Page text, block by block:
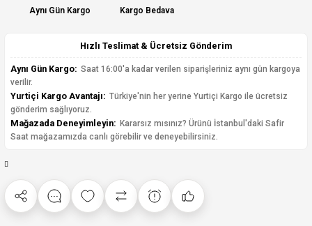
Aynı Gün Kargo Kargo Bedava
Hızlı Teslimat & Ücretsiz Gönderim
Aynı Gün Kargo: Saat 16:00'a kadar verilen siparişleriniz aynı gün kargoya
verilir.
Yurtiçi Kargo Avantajı: Türkiye'nin her yerine Yurtiçi Kargo ile ücretsiz
gönderim sağlıyoruz.
Mağazada Deneyimleyin: Kararsız mısınız? Ürünü İstanbul'daki Safir
Saat mağazamızda canlı görebilir ve deneyebilirsiniz.